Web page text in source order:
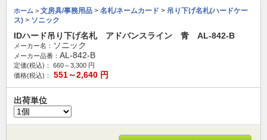
ホーム > 文房具/事務用品 > 名札/ネームカード > 吊り下げ名札(ハードケー
ス) > ソニック
IDハード吊り下げ名札 アドバンスライン 青 AL-842-B
メーカー名： ソニック
メーカー品番： AL-842-B
定価(税込)： 660～3,300 円
価格(税込)：
551～2,640 円
出荷単位